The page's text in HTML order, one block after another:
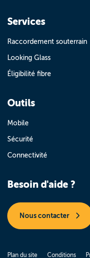
Services
Raccordement souterrain
Looking Glass
Éligibilité fibre
Outils
Mobile
Sécurité
Connectivité
Besoin d'aide ?
Nous contacter
Plan du site Conditions